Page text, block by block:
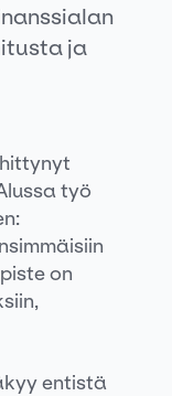
ja
työ
on
entistä